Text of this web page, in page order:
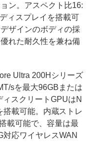
ン。アスペクト比16:
ィスプレイを搭載可
ザインのボディの採
れた耐久性を兼ね備
Ultra 200Hシリーズ
sを最大96GBまたは
スクリートGPUはN
載可能。内蔵ストレ
載可能で、容量は最
応ワイヤレスWAN